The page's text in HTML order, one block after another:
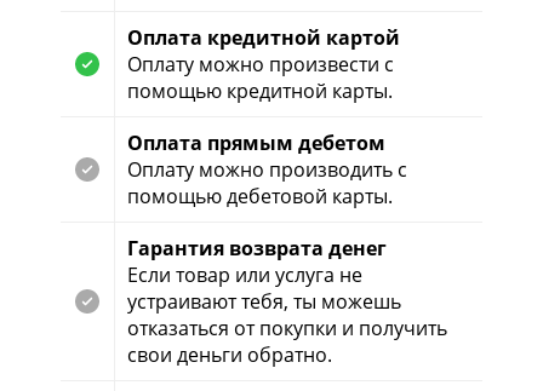
Оплата кредитной картой
Оплату можно произвести с
помощью кредитной карты.
Оплата прямым дебетом
Оплату можно производить с
помощью дебетовой карты.
Гарантия возврата денег
Если товар или услуга не
устраивают тебя, ты можешь
отказаться от покупки и получить
свои деньги обратно.